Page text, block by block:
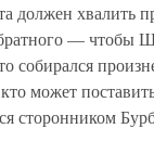
должен хвалить
— чтобы
собирался
может
сторонником